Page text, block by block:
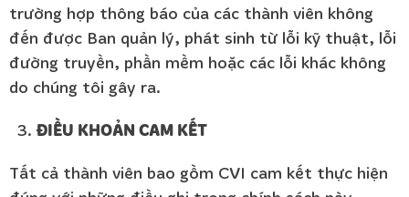
trường hợp thông báo của các thành viên không
đến được Ban quản lý, phát sinh từ lỗi kỹ thuật, lỗi
đường truyền, phần mềm hoặc các lỗi khác không
do chúng tôi gây ra.
ĐIỀU KHOẢN CAM KẾT
Tất cả thành viên bao gồm CVI cam kết thực hiện